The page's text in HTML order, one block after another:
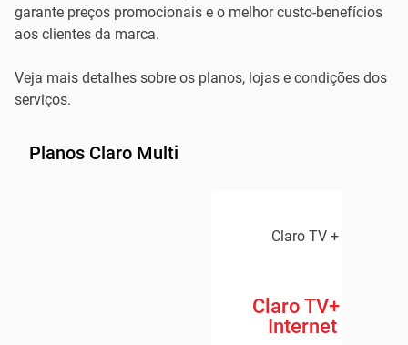
garante preços promocionais e o melhor custo-benefícios
aos clientes da marca.
Veja mais detalhes sobre os planos, lojas e condições dos
serviços.
Planos Claro Multi
Claro TV + Claro
Claro TV+ Box +
Internet 600